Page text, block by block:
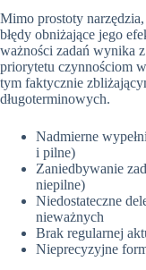
Mimo prostoty
błędy obniżające jego
ważności zadań wynika
priorytetu czynnościom
tym faktycznie
długoterminowych.
Nadmierne
i pilne)
Zaniedbywanie
niepilne)
Niedostateczne
nieważnych
Brak regularnej
Nieprecyzyjne